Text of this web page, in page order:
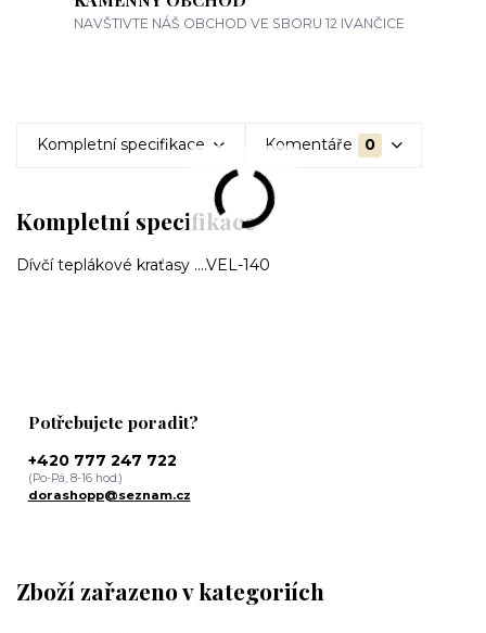
NAVŠTIVTE NÁŠ OBCHOD VE SBORU 12 IVANČICE
Kompletní specifikace Komentáře 0
Kompletní specifikace
Dívčí teplákové kraťasy ....VEL-140
Zboží zařazeno v kategoriích
Potřebujete poradit?
+420 777 247 722
(Po-Pá, 8-16 hod.)
dorashopp@seznam.cz